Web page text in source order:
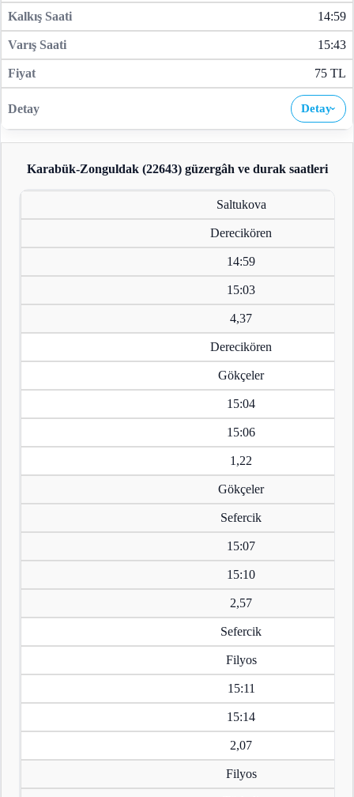
14:59
15:43
75 TL
Detay›
Karabük-Zonguldak (22643)güzergâh ve durak saatleri
Saltukova
Derecikören
14:59
15:03
4,37
Derecikören
Gökçeler
15:04
15:06
1,22
Gökçeler
Sefercik
15:07
15:10
2,57
Sefercik
Filyos
15:11
15:14
2,07
Filyos